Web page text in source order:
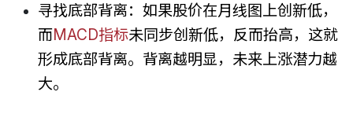
寻找底部背离：如果股价在月线图上创新低，
而MACD指标未同步创新低，反而抬高，这就
形成底部背离。背离越明显，未来上涨潜力越
大。